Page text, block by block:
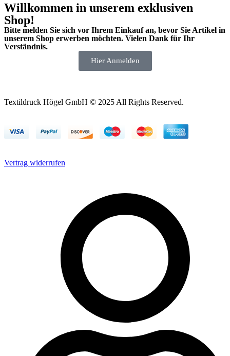
Willkommen in unserem exklusiven
Shop!
Bitte melden Sie sich vor Ihrem Einkauf an, bevor Sie Artikel in
unserem Shop erwerben möchten. Vielen Dank für Ihr
Verständnis.
Hier Anmelden
Textildruck Högel GmbH © 2025 All Rights Reserved.
Vertrag widerrufen